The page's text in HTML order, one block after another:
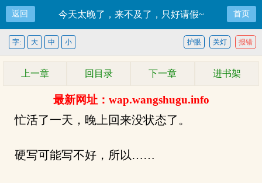
返回 今天太晚了，来不及了，只好请假~ 首页
报错
关灯
护眼
字: 大 中 小
上一章 回目录 下一章 进书架
最新网址：wap.wangshugu.info
忙活了一天，晚上回来没状态了。
硬写可能写不好，所以……